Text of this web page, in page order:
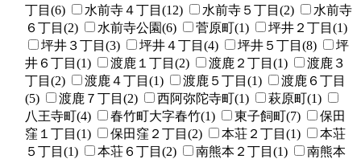
丁目(6)
水前寺４丁目(12) 水前寺５丁目(2)
水前寺
６丁目(2)
水前寺公園(6) 菅原町(1)
坪井２丁目(1)
坪井３丁目(3)
坪井４丁目(4) 坪井５丁目(8)
坪
井６丁目(1)
渡鹿１丁目(2) 渡鹿２丁目(1)
渡鹿３
丁目(2)
渡鹿４丁目(1) 渡鹿５丁目(1)
渡鹿６丁目
(5)
渡鹿７丁目(2) 西阿弥陀寺町(1)
萩原町(1)
八王寺町(4)
春竹町大字春竹(1) 東子飼町(7)
保田
窪１丁目(1)
保田窪２丁目(2) 本荘２丁目(1)
本荘
５丁目(1)
本荘６丁目(2) 南熊本２丁目(1)
南熊本